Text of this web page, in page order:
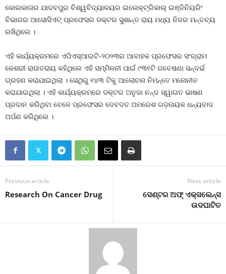
କୋଲକାତାର ଯାଦବପୁର ବିଶ୍ୱବିଦ୍ୟାଳୟର ଇଲେକ୍ଟ୍ରିକାଲ୍ ଇଞ୍ଜିନିୟରିଂ
ବିଭାଗର ଆସୋସିଏଟ୍ ପ୍ରଫେସର ଡକ୍ଟର ସୁଶାନ୍ତ ରାୟ ମଧ୍ୟ ନିଜର ମନ୍ତବ୍ୟ
ରଖିଥିଲେ ।
ଏହି କାର୍ଯ୍ୟକ୍ରମରେ ଏପିଏସ୍‌ଆଇଟି-୨୦୨୩ର ଆବାହକ ପ୍ରଫେସର ସଂଗ୍ରାମ
କେଶରୀ ରାଉତରାୟ କହିଥିଲେ ଏହି ସମ୍ମିଳନୀ ପାଇଁ ୯୩୧ଟି ଗବେଷଣା ସନ୍ଦର୍ଭ
ଗ୍ରହଣ କରାଯାଇଥିଲା । ସେଥିରୁ ୧୪୩ ଟିକୁ ଆଲୋଚନା ନିମନ୍ତେ ମନୋନୀତ
କରାଯାଇଥିଲା । ଏହି କାର୍ଯ୍ୟକ୍ରମରେ ଡକ୍ଟର ଅନୁଜା ନନ୍ଦ ସ୍ୱାଗତ ଭାଷଣ
ପ୍ରଦାନ କରିଥିବା ବେଳେ ପ୍ରଫେସର ଦେବଦତ ଅମରେଶ ଗଡ଼ନାୟକ ଧନ୍ୟବାଦ
ଅର୍ପଣ କରିଥିଲେ ।
Previous article
Research On Cancer Drug
Next article
ସେଣ୍ଟର ଅଫ୍ ଏକ୍ସଲେନ୍ସ
ଉଦଘାଟିତ